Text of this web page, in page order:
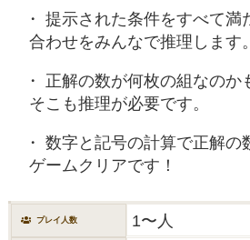
提示された条件をすべて満
合わせをみんなで推理します。
正解の数が何枚の組なのか
そこも推理が必要です。
数字と記号の計算で正解の
ゲームクリアです！
プレイ人数 1〜人